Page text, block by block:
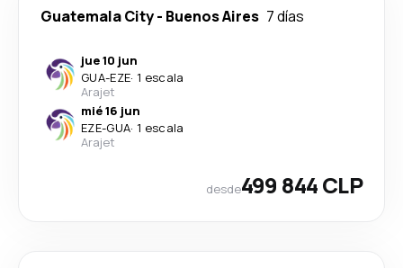
Guatemala City- Buenos Aires 7 días
jue 10 jun
GUA-EZE· 1 escala
Arajet
mié 16 jun
EZE-GUA· 1 escala
Arajet
desde499 844 CLP